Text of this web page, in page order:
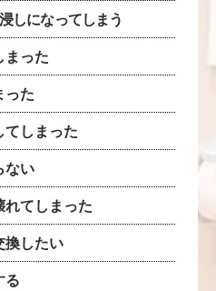
しになってしまう
まった
った
てしまった
ない
れてしまった
換したい
る